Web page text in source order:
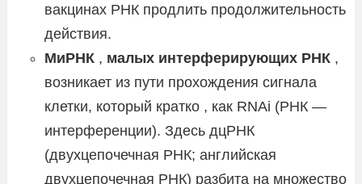
вакцинах РНК продлить продолжительность
действия.
МиРНК , малых интерферирующих РНК ,
возникает из пути прохождения сигнала
клетки, который кратко , как RNAi (РНК —
интерференции). Здесь дцРНК
(двухцепочечная РНК; английская
двухцепочечная РНК) разбита на множество